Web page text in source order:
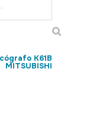
K61B
MITSUBISHI